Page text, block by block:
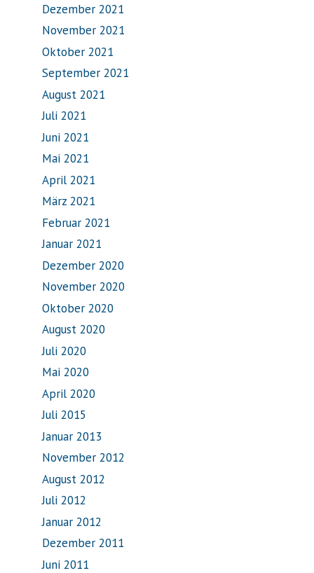
Dezember 2021
November 2021
Oktober 2021
September 2021
August 2021
Juli 2021
Juni 2021
Mai 2021
April 2021
März 2021
Februar 2021
Januar 2021
Dezember 2020
November 2020
Oktober 2020
August 2020
Juli 2020
Mai 2020
April 2020
Juli 2015
Januar 2013
November 2012
August 2012
Juli 2012
Januar 2012
Dezember 2011
Juni 2011